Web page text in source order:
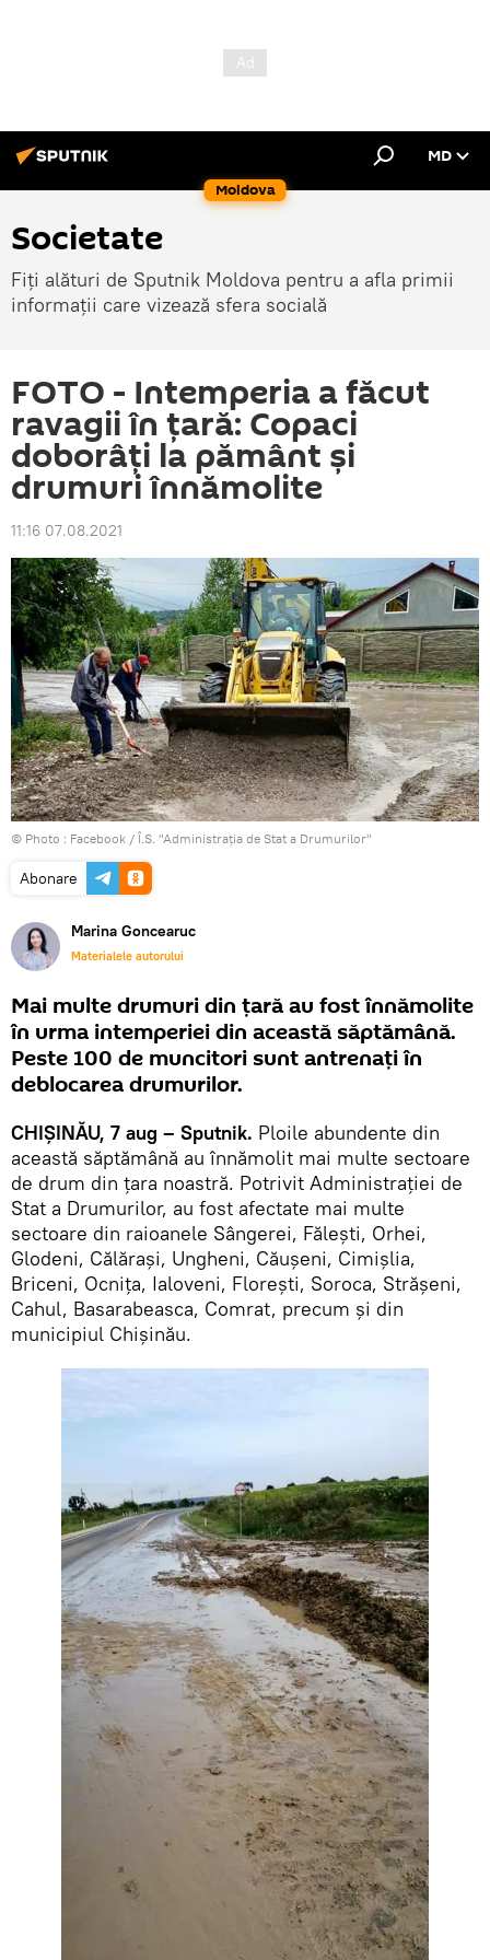
Moldova
MD
Societate
Fiți alături de Sputnik Moldova pentru a afla primii
informații care vizează sfera socială
FOTO - Intemperia a făcut
ravagii în țară: Copaci
doborâți la pământ și
drumuri înnămolite
11:16 07.08.2021
© Photo : Facebook / Î.S. "Administraţia de Stat a Drumurilor"
Abonare
Marina Goncearuc
Materialele autorului
Mai multe drumuri din țară au fost înnămolite
în urma intemperiei din această săptămână.
Peste 100 de muncitori sunt antrenați în
deblocarea drumurilor.
CHIȘINĂU, 7 aug – Sputnik. Ploile abundente din
această săptămână au înnămolit mai multe sectoare
de drum din țara noastră. Potrivit Administrației de
Stat a Drumurilor, au fost afectate mai multe
sectoare din raioanele Sângerei, Fălești, Orhei,
Glodeni, Călărași, Ungheni, Căușeni, Cimișlia,
Briceni, Ocnița, Ialoveni, Florești, Soroca, Strășeni,
Cahul, Basarabeasca, Comrat, precum și din
municipiul Chișinău.